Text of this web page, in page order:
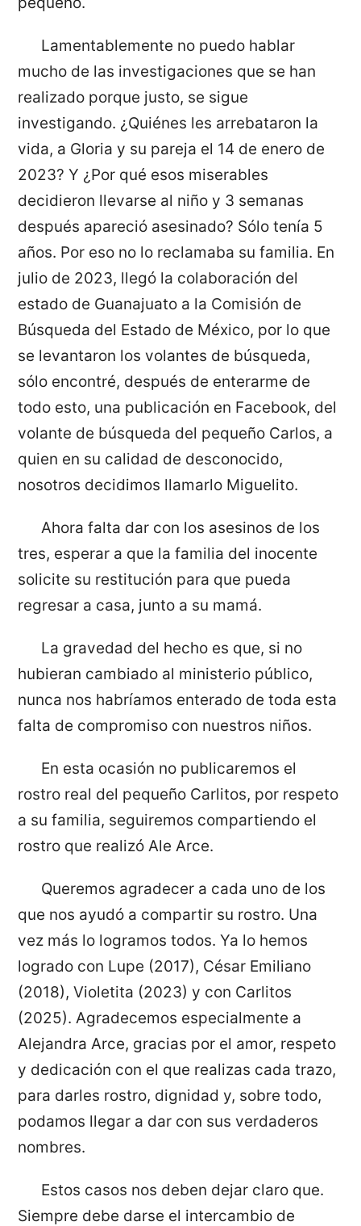
Lamentablemente no puedo hablar
mucho de las investigaciones que se han
realizado porque justo, se sigue
investigando. ¿Quiénes les arrebataron la
vida, a Gloria y su pareja el 14 de enero de
2023? Y ¿Por qué esos miserables
decidieron llevarse al niño y 3 semanas
después apareció asesinado? Sólo tenía 5
años. Por eso no lo reclamaba su familia. En
julio de 2023, llegó la colaboración del
estado de Guanajuato a la Comisión de
Búsqueda del Estado de México, por lo que
se levantaron los volantes de búsqueda,
sólo encontré, después de enterarme de
todo esto, una publicación en Facebook, del
volante de búsqueda del pequeño Carlos, a
quien en su calidad de desconocido,
nosotros decidimos llamarlo Miguelito.
Ahora falta dar con los asesinos de los
tres, esperar a que la familia del inocente
solicite su restitución para que pueda
regresar a casa, junto a su mamá.
La gravedad del hecho es que, si no
hubieran cambiado al ministerio público,
nunca nos habríamos enterado de toda esta
falta de compromiso con nuestros niños.
En esta ocasión no publicaremos el
rostro real del pequeño Carlitos, por respeto
a su familia, seguiremos compartiendo el
rostro que realizó Ale Arce.
Queremos agradecer a cada uno de los
que nos ayudó a compartir su rostro. Una
vez más lo logramos todos. Ya lo hemos
logrado con Lupe (2017), César Emiliano
(2018), Violetita (2023) y con Carlitos
(2025). Agradecemos especialmente a
Alejandra Arce, gracias por el amor, respeto
y dedicación con el que realizas cada trazo,
para darles rostro, dignidad y, sobre todo,
podamos llegar a dar con sus verdaderos
nombres.
Estos casos nos deben dejar claro que.
Siempre debe darse el intercambio de